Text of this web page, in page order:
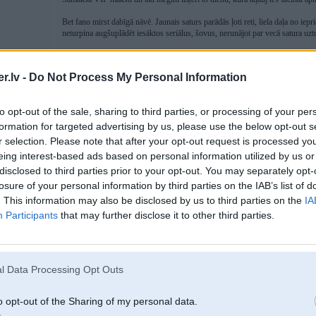
- Do Not Process My Personal Information
opt-out of the sale, sharing to third parties, or processing of your
for targeted advertising by us, please use the below opt-out
selection. Please note that after your opt-out request is processed
interest-based ads based on personal information utilized by us
to third parties prior to your opt-out. You may separately
of your personal information by third parties on the IAB’s list of
This information may also be disclosed by us to third parties on the
Participants that may further disclose it to other third parties.
Data Processing Opt Outs
opt-out of the Sharing of my personal data.
Bet fano mirst dabīgā nāvē. Jaunais saturs parādās ļoti reti, liela daļa no
neturpina augšuplādēt iesāktos seriālus, šovus, nerunājot par vecā satura
E46/E39
nav tur grūti ne ielūgumus sūtīt ne arī bonusa punktus mainīt pret
Uzspiež uz bonusa punktiem un dara ko grib
Uzspiež uz sava lietotājvārda un sūta ielūgumus cik ir sakrāti
Xdrive rezerves daļas, GETRAG rezerves daļas, DPF filtru restaurācija,